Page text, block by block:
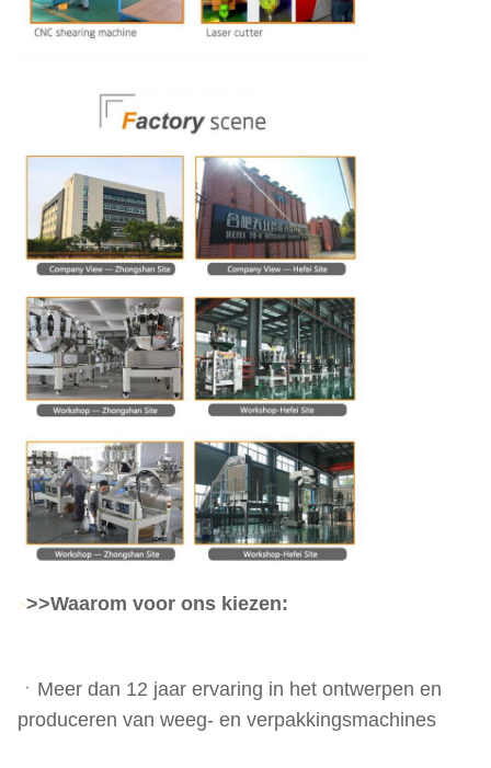
>>>Waarom voor ons kiezen:
ㆍMeer dan 12 jaar ervaring in het ontwerpen en
produceren van weeg- en verpakkingsmachines